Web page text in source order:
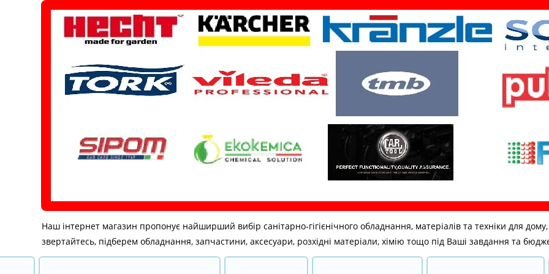
Наш інтернет магазин пропонує найширший вибір санітарно-гігієнічного обладнання, матеріалів та техніки для дому,
звертайтесь, підберем обладнання, запчастини, аксесуари, розхідні матеріали, хімію тощо під Ваші завдання та